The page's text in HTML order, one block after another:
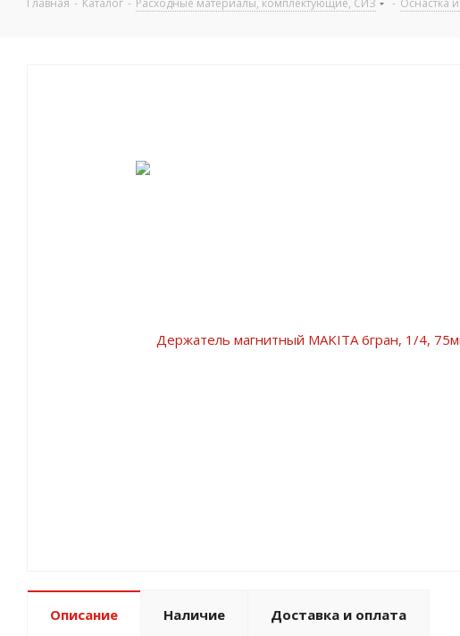
Главная - Каталог - Расходные материалы, комплектующие, СИЗ - Оснастка
Описание Наличие Доставка и оплата